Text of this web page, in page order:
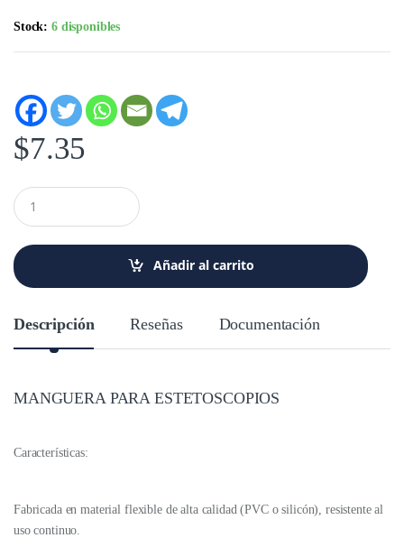
Stock:6 disponibles
$7.35
C
a
i
d
Añadir al carrito
Descripción Reseñas Documentación
MANGUERA PARA ESTETOSCOPIOS
Características:
Fabricada en material flexible de alta calidad (PVC o silicón), resistente al
uso continuo.